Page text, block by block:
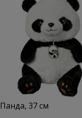
Панда, 37 см